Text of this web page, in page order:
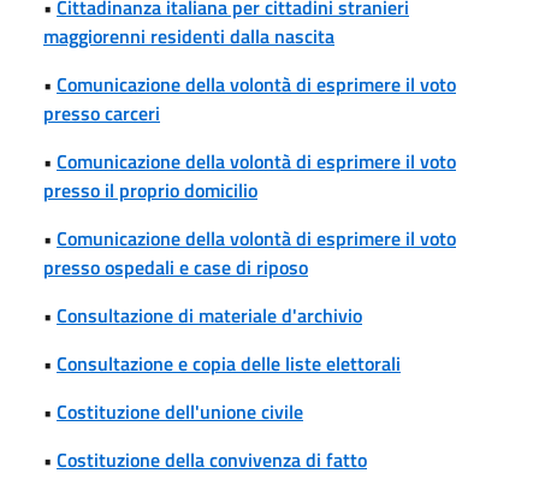
• Cittadinanza italiana per cittadini stranieri
maggiorenni residenti dalla nascita
• Comunicazione della volontà di esprimere il voto
presso carceri
• Comunicazione della volontà di esprimere il voto
presso il proprio domicilio
• Comunicazione della volontà di esprimere il voto
presso ospedali e case di riposo
• Consultazione di materiale d'archivio
• Consultazione e copia delle liste elettorali
• Costituzione dell'unione civile
• Costituzione della convivenza di fatto